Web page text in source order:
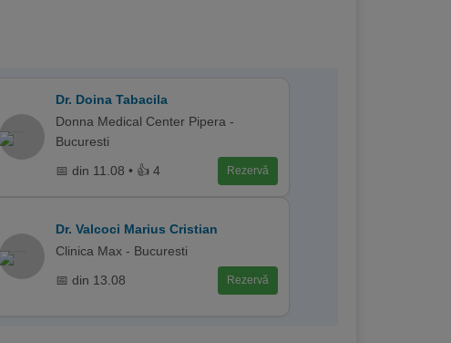
Dr. Doina Tabacila
Donna Medical Center Pipera -
Bucuresti
📅 din 11.08 • 👍 4 Rezervă
Dr. Valcoci Marius Cristian
Clinica Max - Bucuresti
📅 din 13.08 Rezervă